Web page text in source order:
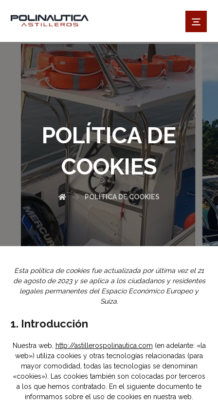
POLÍTICA DE
COOKIES
POLÍTICA DE COOKIES
Esta política de cookies fue actualizada por última vez el 21
de agosto de 2023 y se aplica a los ciudadanos y residentes
legales permanentes del Espacio Económico Europeo y
Suiza.
1. Introducción
Nuestra web, http://astillerospolinautica.com (en adelante: «la
web») utiliza cookies y otras tecnologías relacionadas (para
mayor comodidad, todas las tecnologías se denominan
«cookies»). Las cookies también son colocadas por terceros
a los que hemos contratado. En el siguiente documento te
informamos sobre el uso de cookies en nuestra web.